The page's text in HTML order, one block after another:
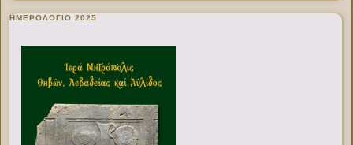
ΗΜΕΡΟΛΟΓΙΟ 2025